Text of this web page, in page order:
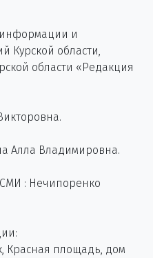
и
Курской области,
области «Редакция
Алла Владимировна.
: Нечипоренко
Красная площадь, дом